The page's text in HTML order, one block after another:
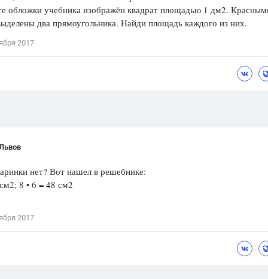
Рудзитис Г.Е.,Цыбулько И.П.,
Цветков Л. А.
Красота,
обложки учебника изображён квадрат площадью 1 дм2.
два прямоугольника. Найди площадь каждого из них.
2017
нет? Вот нашел в решебнике:
8 • 6 = 48 см2
2017